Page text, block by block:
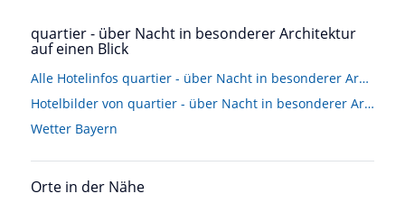
quartier - über Nacht in besonderer Architektur
auf einen Blick
Alle Hotelinfos quartier - über Nacht in besonderer Architektur
Hotelbilder von quartier - über Nacht in besonderer Architektur
Wetter Bayern
Orte in der Nähe